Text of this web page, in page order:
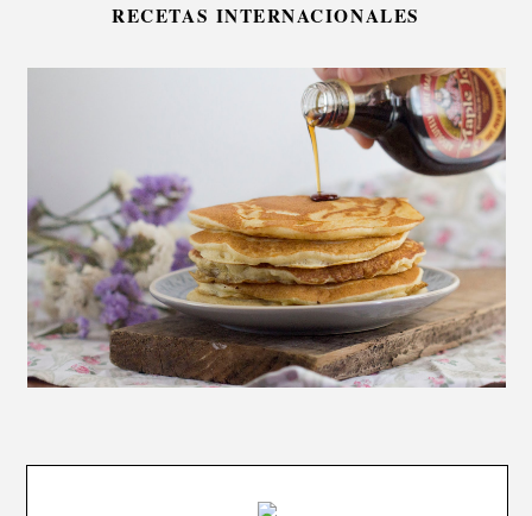
RECETAS INTERNACIONALES